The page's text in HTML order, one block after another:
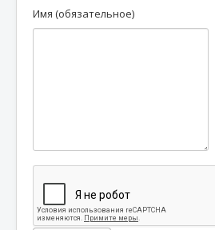
Имя (обязательное)